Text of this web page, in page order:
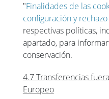
"Finalidades de las
configuración y
respectivas políticas,
apartado, para
conservación.
4.7 Transferencias
Europeo